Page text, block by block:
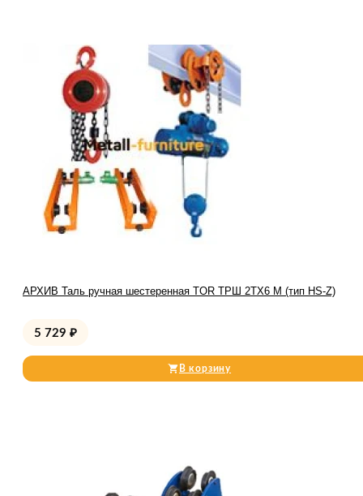
АРХИВ Таль ручная шестеренная TOR ТРШ 2ТХ6 М (тип HS-Z)
5 729 ₽
В корзину